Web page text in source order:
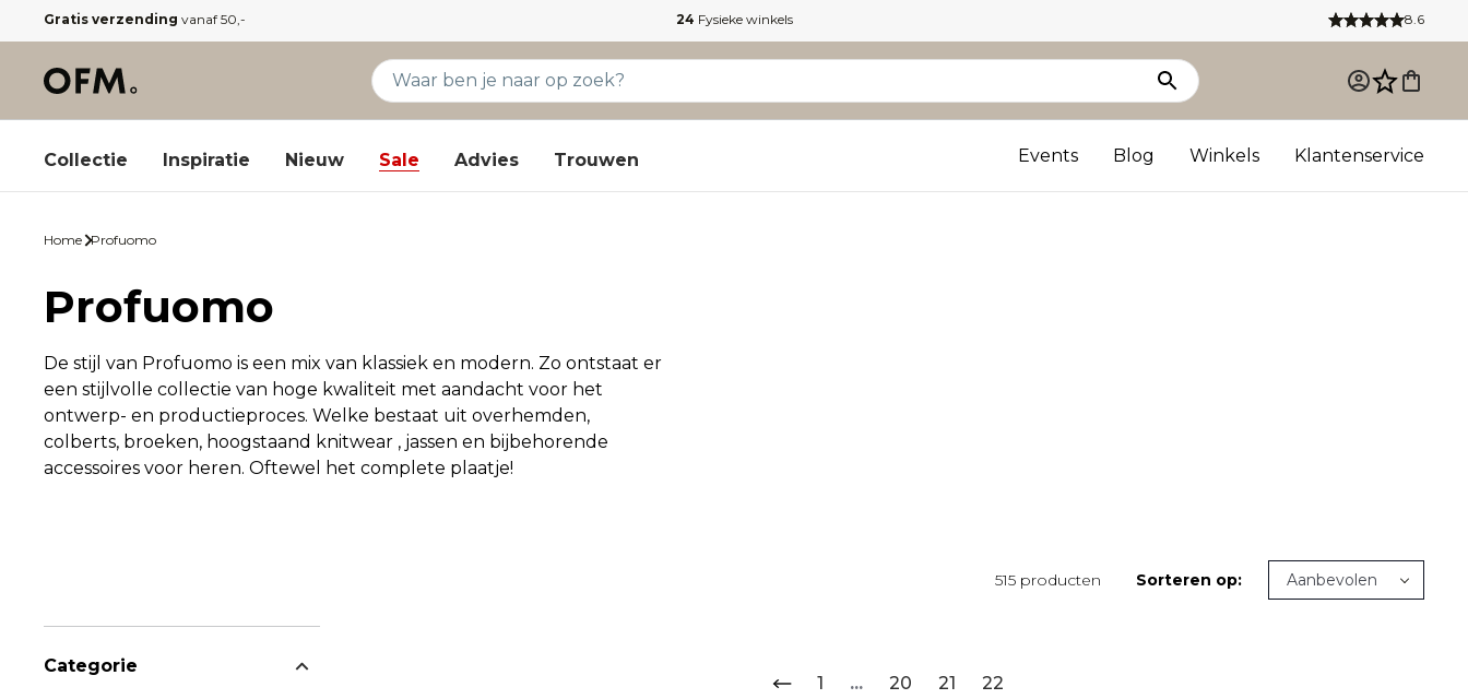
Gratis verzending vanaf 50,- 24 Fysieke winkels 8.6
Collectie Inspiratie Nieuw Sale Advies Trouwen Events Blog Winkels Klantenservice
Home Profuomo
Profuomo
De stijl van Profuomo is een mix van klassiek en modern. Zo ontstaat er
een stijlvolle collectie van hoge kwaliteit met aandacht voor het
ontwerp- en productieproces. Welke bestaat uit overhemden,
colberts, broeken, hoogstaand knitwear , jassen en bijbehorende
accessoires voor heren. Oftewel het complete plaatje!
Sorteren op:
515 producten
Categorie
1 ... 20 21 22